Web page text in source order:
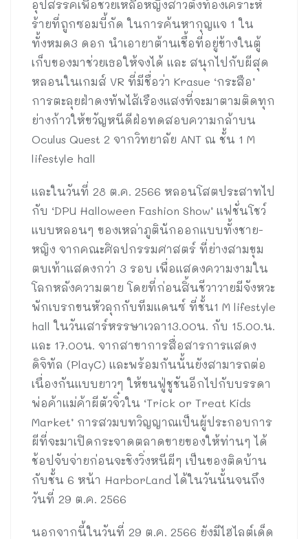
อุปสรรคเพื่อช่วยเหลือหญิงสาวตั้งท้องเคราะห์
ร้ายที่ถูกซอมบี้กัด ในการค้นหากุญแจ 1 ใน
ทั้งหมด3 ดอก นำเอายาต้านเชื้อที่อยู่ข้างในตู้
เก็บของมาช่วยเธอให้จงได้ และ สนุกไปกับผีสุด
หลอนในเกมส์ VR ที่มีชื่อว่า Krasue ‘กระสือ’
การตะลุยฝ่าดงทัพไส้เรืองแสงที่จะมาตามติดทุก
ย่างก้าวให้ขวัญหนีดีฝ่อทดสอบความกล้าบน
Oculus Quest 2 จากวิทยาลัย ANT ณ ชั้น 1 M
lifestyle hall
และในวันที่ 28 ต.ค. 2566 หลอนโสตประสาทไป
กับ ‘DPU Halloween Fashion Show’ แฟชั่นโชว์
แบบหลอนๆ ของเหล่าภูตินักออกแบบทั้งชาย-
หญิง จากคณะศิลปกรรมศาสตร์ ที่ย่างสามขุม
ตบเท้าแสดงกว่า 3 รอบ เพื่อแสดงความงามใน
โลกหลังความตาย โดยที่ก่อนสิ้นชีวาวายมีจังหวะ
พักเบรกขนหัวลุกกับทีมแดนซ์ ที่ชั้น1 M lifestyle
hall ในวันเสาร์หรรษาเวลา13.00น. กับ 15.00.น.
และ 17.00น. จากสาขาการสื่อสารการแสดง
ดิจิทัล (PlayC) และพร้อมกันนั้นยังสามารถต่อ
เนื่องกันแบบยาวๆ ให้ขนฟู่ชูชันอีกไปกับบรรดา
พ่อค้าแม่ค้าผีตัวจิ๋วใน ‘Trick or Treat Kids
Market’ การสวมบทวิญญาณเป็นผู้ประกอบการ
ผีที่จะมาเปิดกระจาดตลาดขายของให้ท่านๆ ได้
ช้อปจับจ่ายก่อนจะชิงวิ่งหนีผีๆ เป็นของติดบ้าน
กับชั้น 6 หน้า HarborLand ได้ในวันนั้นจนถึง
วันที่ 29 ต.ค. 2566
นอกจากนี้ในวันที่ 29 ต.ค. 2566 ยังมีไฮไลต์เด็ด